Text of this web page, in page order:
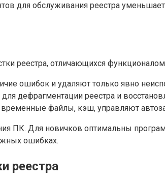
для обслуживания реестра
реестра, отличающихся
ошибок и удаляют только явно
дефрагментации реестра и
файлы, кэш, управляют
ПК. Для новичков оптимальны
ошибках.
реестра